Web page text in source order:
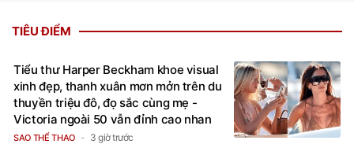
TIÊU ĐIỂM
Tiểu thư Harper Beckham khoe visual
xinh đẹp, thanh xuân mơn mởn trên du
thuyền triệu đô, đọ sắc cùng mẹ -
Victoria ngoài 50 vẫn đỉnh cao nhan
sắc
SAO THỂ THAO 3 giờ trước